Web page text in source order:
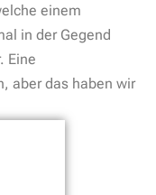
einem
in der Gegend
Eine
aber das haben wir